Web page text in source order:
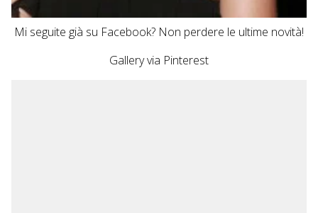
Mi seguite già su Facebook? Non perdere le ultime novità!
Gallery via Pinterest